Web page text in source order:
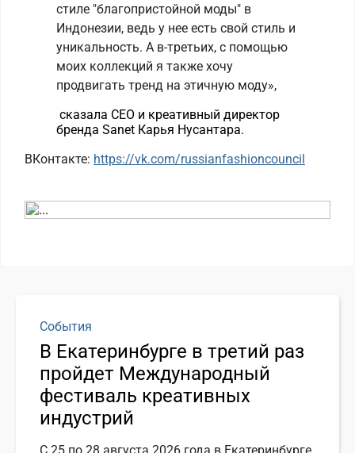
стиле "благопристойной моды" в
Индонезии, ведь у нее есть свой стиль и
уникальность. А в-третьих, с помощью
моих коллекций я также хочу
продвигать тренд на этичную моду»,
сказала CEO и креативный директор
бренда Sanet Карья Нусантара.
ВКонтакте: https://vk.com/russianfashioncouncil
События
В Екатеринбурге в третий раз
пройдет Международный
фестиваль креативных
индустрий